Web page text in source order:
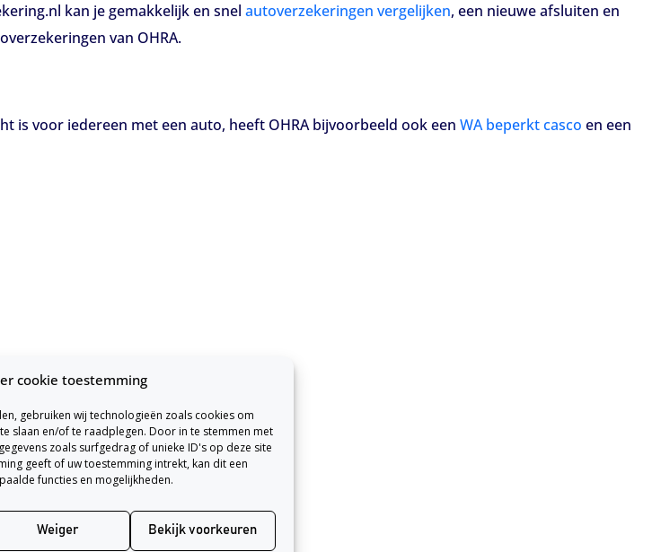
cookie toestemming
gebruiken wij technologieën zoals cookies om
slaan en/of te raadplegen. Door in te stemmen met
zoals surfgedrag of unieke ID's op deze site
geeft of uw toestemming intrekt, kan dit een
functies en mogelijkheden.
Weiger Bekijk voorkeuren
kan je gemakkelijk en snel autoverzekeringen vergelijken, een nieuwe afsluiten en
van OHRA.
is voor iedereen met een auto, heeft OHRA bijvoorbeeld ook een WA beperkt casco en een